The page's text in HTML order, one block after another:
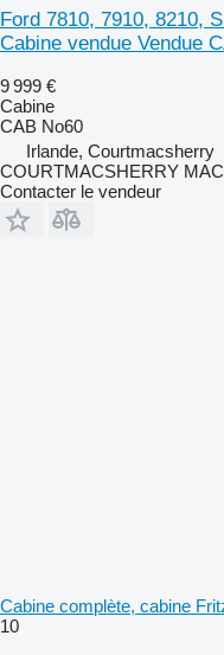
Ford 7810, 7910, 8210,
Cabine vendue Vendue
9 999 €
Cabine
CAB No60
Irlande, Courtmacsherry
COURTMACSHERRY
Contacter le vendeur
Cabine complète, cabine
10